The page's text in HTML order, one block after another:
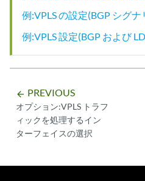
例:VPLS の設定(BGP シグナ
例:VPLS 設定(BGP および
arrow_backward PREVIOUS
オプション:VPLS トラフ
ィックを処理するイン
ターフェイスの選択